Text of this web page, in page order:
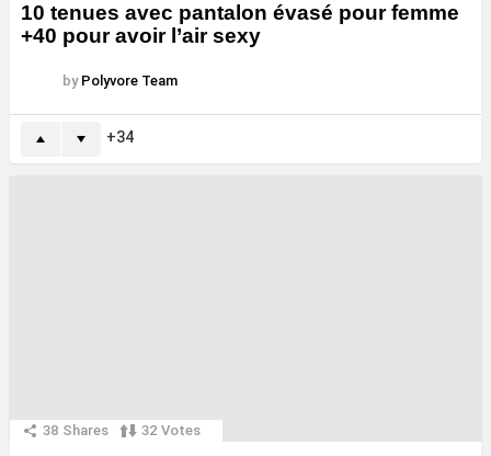
10 tenues avec pantalon évasé pour femme
+40 pour avoir l’air sexy
by Polyvore Team
34
38 Shares 32 Votes